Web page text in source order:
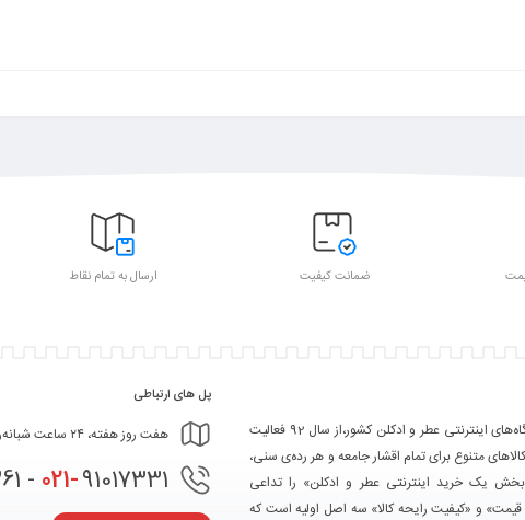
ضمانت کیفیت ارسال به تمام نقاط
تکین مد یکی از بزرگ‌ترین فروشگاه‌های اینترنتی عطر و ادکلن کشور،از سال 92 فعالیت
متنوع برای تمام اقشار جامعه و هر رده‌ی سنی،
یک خرید اینترنتی عطر و ادکلن» را تداعی
و «کیفیت رایحه کالا» سه اصل اولیه است که
پل های ارتباطی
هفت روز هفته، ۲۴ ساعت شبانه‌روز پاسخگوی شما هستیم
021-91017331 - 09367103361